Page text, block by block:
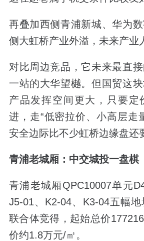
再叠加西侧青浦新城、华为
侧大虹桥产业外溢，未来产业
对比周边竞品，它未来最直
一站的大华望樾。但国贸这块
产品发挥空间更大，只要定
进，走“低密拉价、小高层走
安全边际比不少虹桥边缘盘还
青浦老城厢：中交城投一盘棋
青浦老城厢QPC10007单元
J5-01、 K2-04、 K3-04五幅地
联合体竞得，起始总价177216
价约1.8万元/㎡。